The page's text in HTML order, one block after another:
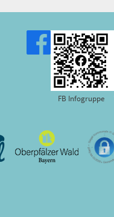
FB Infogruppe